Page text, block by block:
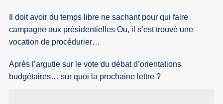
Il doit avoir du temps libre ne sachant pour qui faire
campagne aux présidentielles Ou, il s’est trouvé une
vocation de procédurier…
Après l’argutie sur le vote du débat d’orientations
budgétaires… sur quoi la prochaine lettre ?